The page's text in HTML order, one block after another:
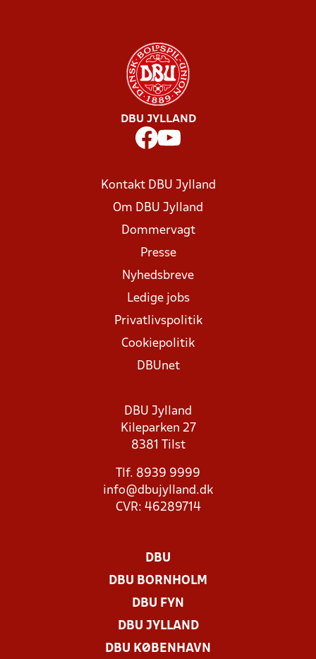
DBU JYLLAND
Kontakt DBU Jylland
Om DBU Jylland
Dommervagt
Presse
Nyhedsbreve
Ledige jobs
Privatlivspolitik
Cookiepolitik
DBUnet
DBU Jylland
Kileparken 27
8381 Tilst
Tlf. 8939 9999
info@dbujylland.dk
CVR: 46289714
DBU
DBU BORNHOLM
DBU FYN
DBU JYLLAND
DBU KØBENHAVN